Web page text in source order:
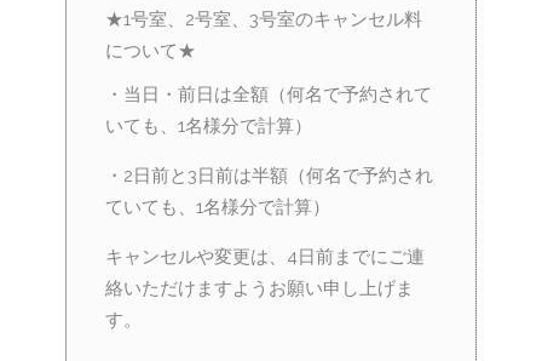
★1号室、2号室、3号室のキャンセル料
について★
・当日・前日は全額（何名で予約されて
いても、1名様分で計算）
・2日前と3日前は半額（何名で予約され
ていても、1名様分で計算）
キャンセルや変更は、4日前までにご連
絡いただけますようお願い申し上げま
す。